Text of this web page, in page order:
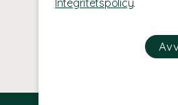
Integritetspolicy.